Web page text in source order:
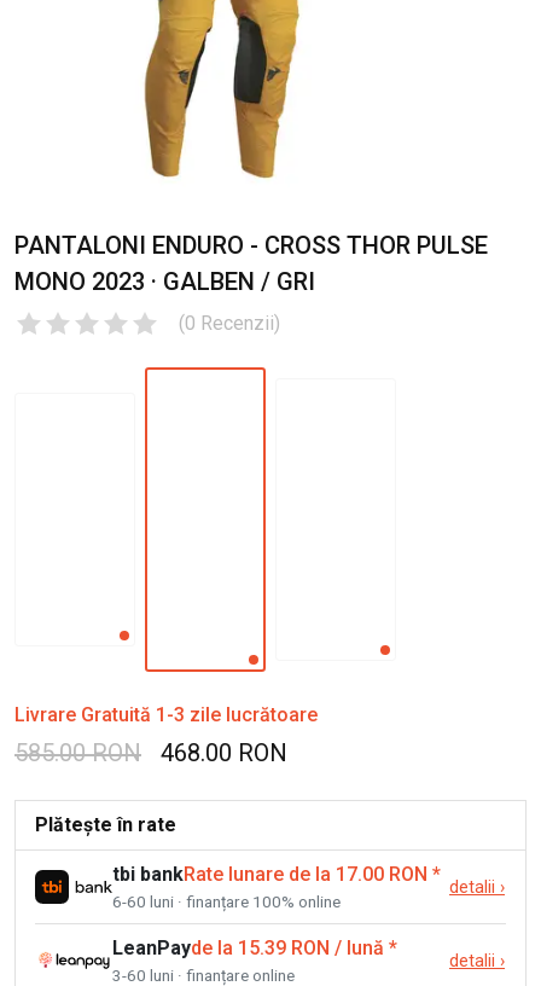
PANTALONI ENDURO - CROSS THOR PULSE
MONO 2023 · GALBEN / GRI
(0 Recenzii)
Livrare Gratuită 1-3 zile lucrătoare
585.00 RON 468.00 RON
Plătește în rate
tbi bankRate lunare de la 17.00 RON *
6-60 luni · finanțare 100% online
detalii ›
LeanPayde la 15.39 RON / lună *
3-60 luni · finanțare online
detalii ›